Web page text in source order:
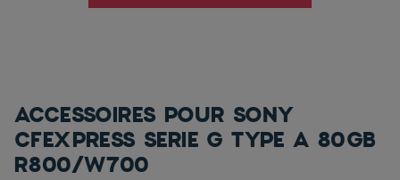
ACCESSOIRES POUR SONY
CFEXPRESS SERIE G TYPE A 80GB
R800/W700